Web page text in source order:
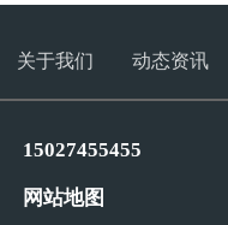
关于我们 动态资讯
15027455455
网站地图